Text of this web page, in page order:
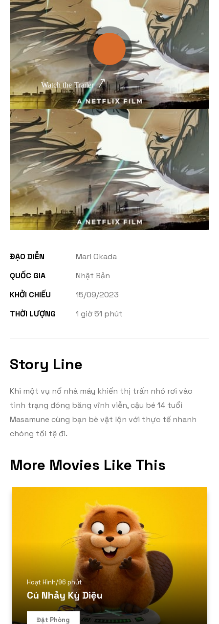
Thể loại phim
Phim kinh dị
Hài hước
Hoạt hình
Hành động
Tình cảm
Việt Nam
Watch the Trailer
ĐẠO DIỄN
Mari Okada
QUỐC GIA
Nhật Bản
KHỞI CHIẾU
15/09/2023
THỜI LƯỢNG
1 giờ 51 phút
Story Line
Khi một vụ nổ nhà máy khiến thị trấn nhỏ rơi vào
tình trạng đóng băng vĩnh viễn, cậu bé 14 tuổi
Masamune cùng bạn bè vật lộn với thực tế nhanh
chóng tồi tệ đi.
More Movies Like This
Hoạt Hình/96 phút
Cú Nhảy Kỳ Diệu
Đặt Phòng